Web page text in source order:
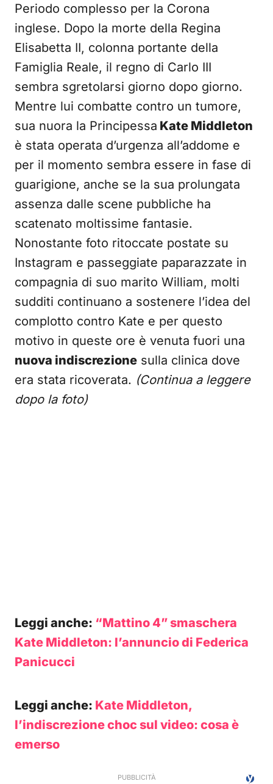
Periodo complesso per la Corona
inglese. Dopo la morte della Regina
Elisabetta II, colonna portante della
Famiglia Reale, il regno di Carlo III
sembra sgretolarsi giorno dopo giorno.
Mentre lui combatte contro un tumore,
sua nuora la Principessa Kate Middleton
è stata operata d’urgenza all’addome e
per il momento sembra essere in fase di
guarigione, anche se la sua prolungata
assenza dalle scene pubbliche ha
scatenato moltissime fantasie.
Nonostante foto ritoccate postate su
Instagram e passeggiate paparazzate in
compagnia di suo marito William, molti
sudditi continuano a sostenere l’idea del
complotto contro Kate e per questo
motivo in queste ore è venuta fuori una
nuova indiscrezione sulla clinica dove
era stata ricoverata. (Continua a leggere
dopo la foto)
Leggi anche: “Mattino 4” smaschera
Kate Middleton: l’annuncio di Federica
Panicucci
Leggi anche: Kate Middleton,
l’indiscrezione choc sul video: cosa è
emerso